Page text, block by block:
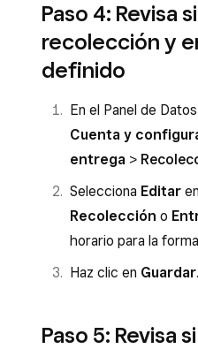
Paso 4: Revisa
recolección y
definido
En el Panel de
Cuenta y
entrega >
Selecciona Editar
Recolección o
horario para la
Haz clic en Guardar.
Paso 5: Revisa